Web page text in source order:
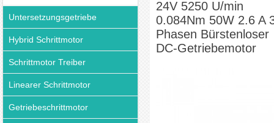
Untersetzungsgetriebe
Hybrid Schrittmotor
Schrittmotor Treiber
Linearer Schrittmotor
Getriebeschrittmotor
24V 5250 U/min
0.084Nm 50W 2.6 A
Phasen Bürstenloser
DC-Getriebemotor